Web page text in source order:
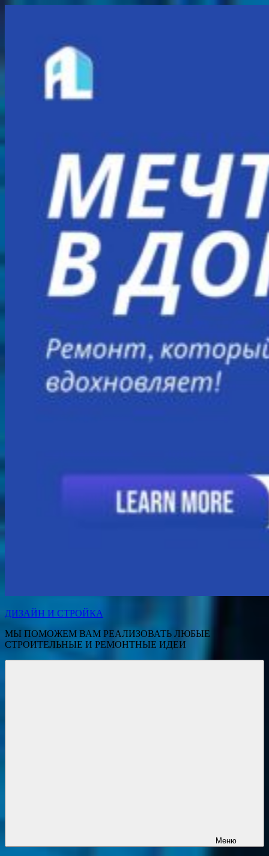
ДИЗАЙН И СТРОЙКА
МЫ ПОМОЖЕМ ВАМ РЕАЛИЗОВАТЬ ЛЮБЫЕ
СТРОИТЕЛЬНЫЕ И РЕМОНТНЫЕ ИДЕИ
Меню